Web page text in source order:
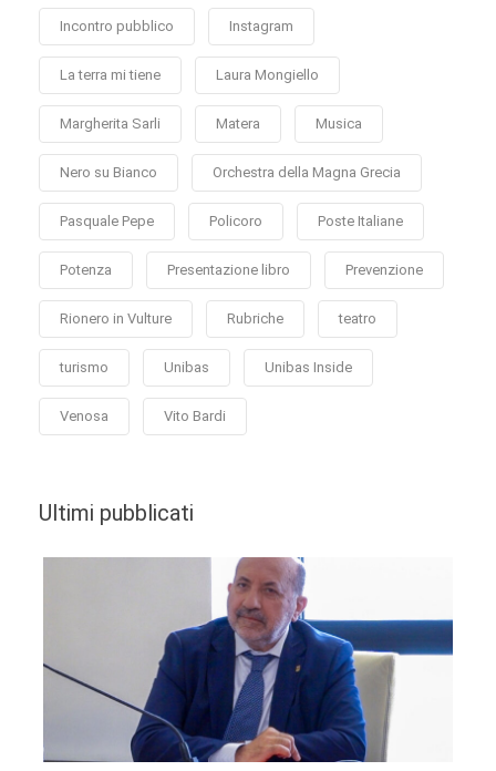
Incontro pubblico Instagram
La terra mi tiene Laura Mongiello
Margherita Sarli Matera Musica
Nero su Bianco Orchestra della Magna Grecia
Pasquale Pepe Policoro Poste Italiane
Potenza Presentazione libro Prevenzione
Rionero in Vulture Rubriche teatro
turismo Unibas Unibas Inside
Venosa Vito Bardi
Ultimi pubblicati